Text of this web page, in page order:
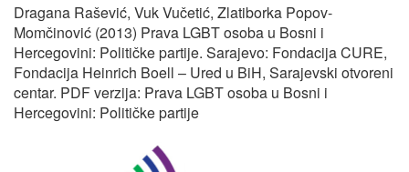
Dragana Rašević, Vuk Vučetić, Zlatiborka Popov-
Momčinović (2013) Prava LGBT osoba u Bosni i
Hercegovini: Političke partije. Sarajevo: Fondacija CURE,
Fondacija Heinrich Boell – Ured u BiH, Sarajevski otvoreni
centar. PDF verzija: Prava LGBT osoba u Bosni i
Hercegovini: Političke partije